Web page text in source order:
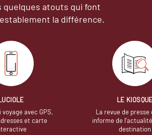
quelques atouts qui font
la différence.
avec GPS,
et carte
LE
La revue de presse
informe de
destination